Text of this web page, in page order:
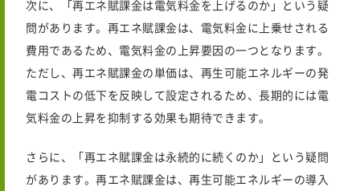
次に、「再エネ賦課金は電気料金を上げるのか」という疑
問があります。再エネ賦課金は、電気料金に上乗せされる
費用であるため、電気料金の上昇要因の一つとなります。
ただし、再エネ賦課金の単価は、再生可能エネルギーの発
電コストの低下を反映して設定されるため、長期的には電
気料金の上昇を抑制する効果も期待できます。
さらに、「再エネ賦課金は永続的に続くのか」という疑問
があります。再エネ賦課金は、再生可能エネルギーの導入